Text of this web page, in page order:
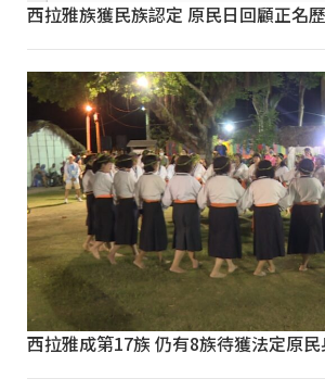
西拉雅族獲民族認定 原民日回顧正名
西拉雅成第17族 仍有8族待獲法定原